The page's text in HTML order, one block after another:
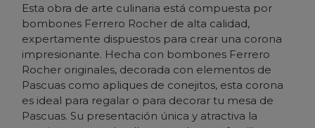
Esta obra de arte culinaria está compuesta por
bombones Ferrero Rocher de alta calidad,
expertamente dispuestos para crear una corona
impresionante. Hecha con bombones Ferrero
Rocher originales, decorada con elementos de
Pascuas como apliques de conejitos, esta corona
es ideal para regalar o para decorar tu mesa de
Pascuas. Su presentación única y atractiva la